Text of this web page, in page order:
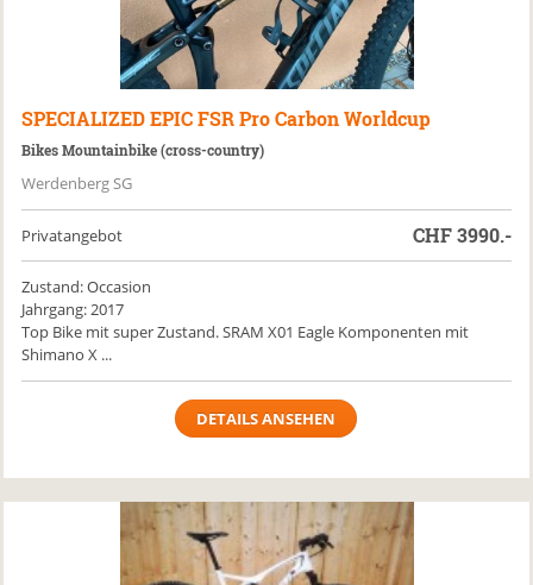
SPECIALIZED EPIC FSR Pro Carbon Worldcup
Bikes Mountainbike (cross-country)
Werdenberg SG
Privatangebot CHF3990.-
Zustand: Occasion
Jahrgang: 2017
Top Bike mit super Zustand. SRAM X01 Eagle Komponenten mit
Shimano X ...
DETAILS ANSEHEN